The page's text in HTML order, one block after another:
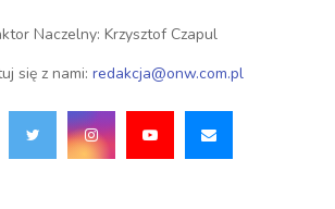
Naczelny: Krzysztof Czapul
się z nami: redakcja@onw.com.pl